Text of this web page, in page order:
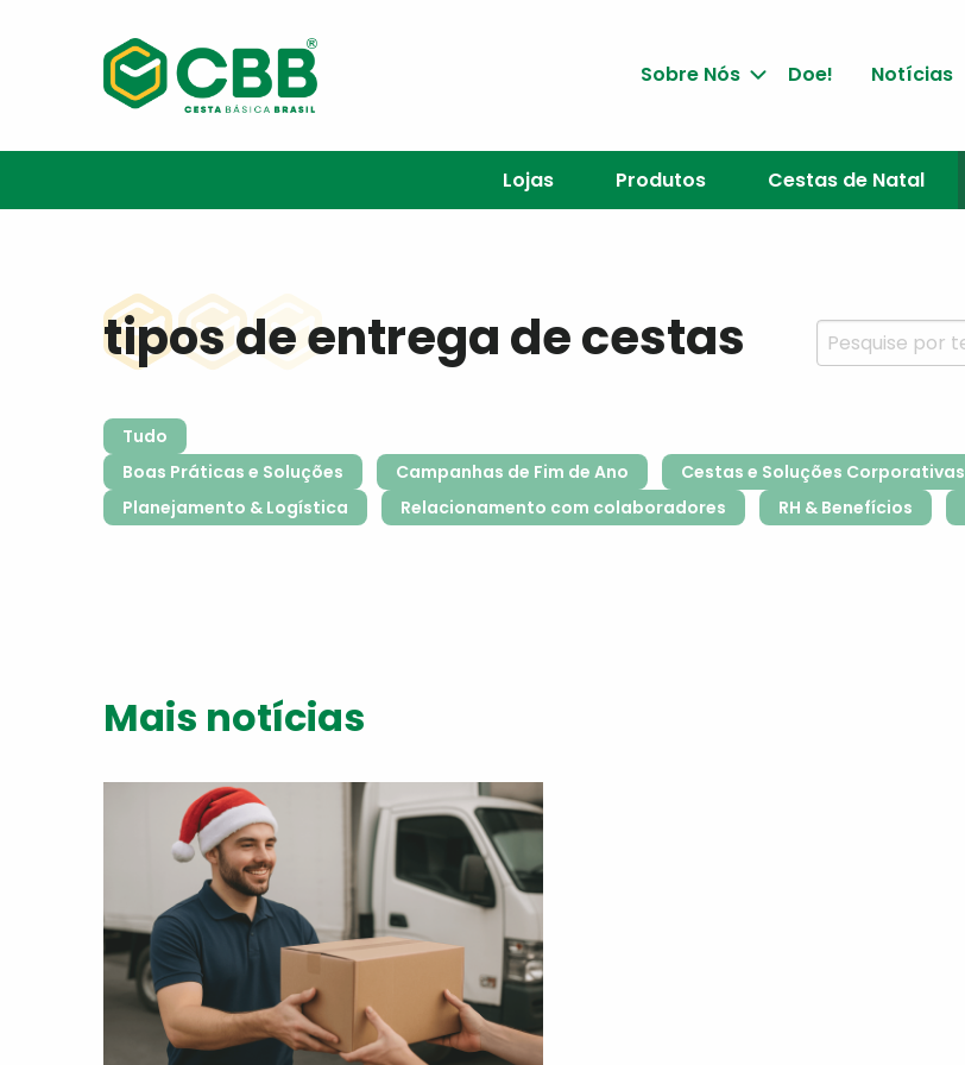
Sobre Nós Doe! Notícias
Lojas Produtos Cestas de Natal
tipos de entrega de cestas
Tudo
Boas Práticas e Soluções
Campanhas de Fim de Ano Cestas e Soluções Corporativas
Planejamento & Logística
Relacionamento com colaboradores RH & Benefícios
Mais notícias